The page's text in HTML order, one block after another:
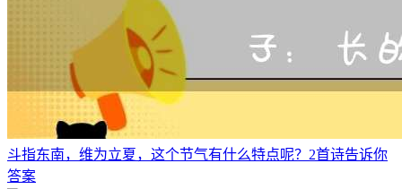
斗指东南，维为立夏，这个节气有什么特点呢？2首诗告诉你
答案